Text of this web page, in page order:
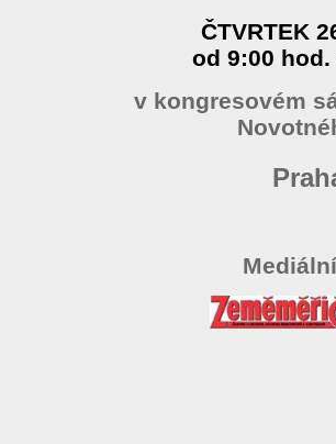
ČTVRTEK
od 9:00
v kongresovém